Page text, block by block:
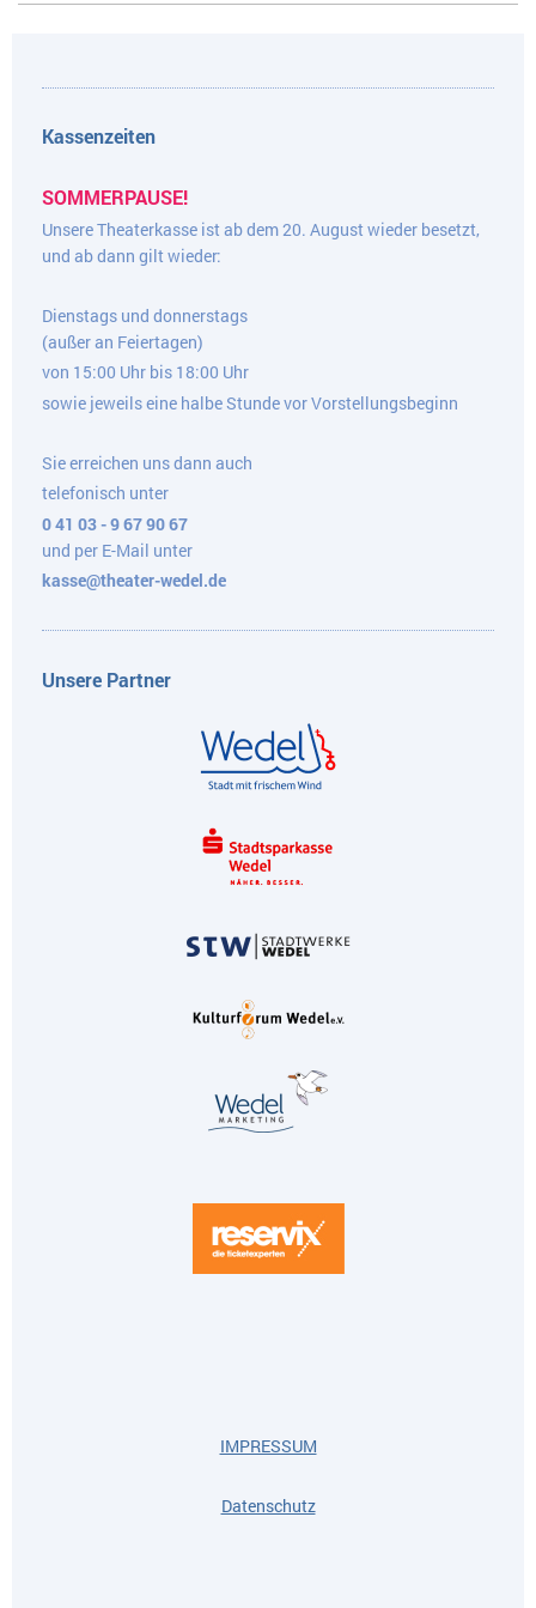
Kassenzeiten
SOMMERPAUSE!
Unsere Theaterkasse ist ab dem 20. August wieder besetzt,
und ab dann gilt wieder:
Dienstags und donnerstags
(außer an Feiertagen)
von 15:00 Uhr bis 18:00 Uhr
sowie jeweils eine halbe Stunde vor Vorstellungsbeginn
Sie erreichen uns dann auch
telefonisch unter
0 41 03 - 9 67 90 67
und per E-Mail unter
kasse@theater-wedel.de
Unsere Partner
IMPRESSUM
Datenschutz